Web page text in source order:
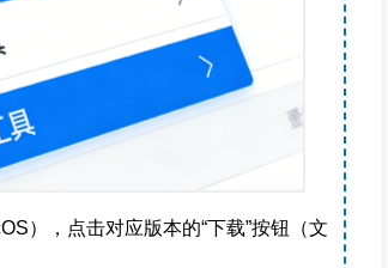
），点击对应版本的“下载”按钮（文